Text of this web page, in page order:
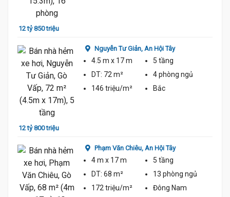
12 tỷ 850 triệu
12 tỷ 800 triệu
Nguyễn Tư Giản, An Hội Tây
4.5 m x 17 m
5 tầng
DT: 72 m² 4 phòng ngủ
146 triệu/m²
Bắc
Phạm Văn Chiêu, An Hội Tây
4 m x 17 m
5 tầng
DT: 68 m² 13 phòng ngủ
172 triệu/m²
Đông Nam